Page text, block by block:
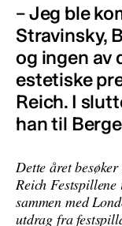
– Jeg ble
Stravinsky,
og ingen av
estetiske
Reich. I
han til
Dette året
Reich
sammen med
utdrag fra